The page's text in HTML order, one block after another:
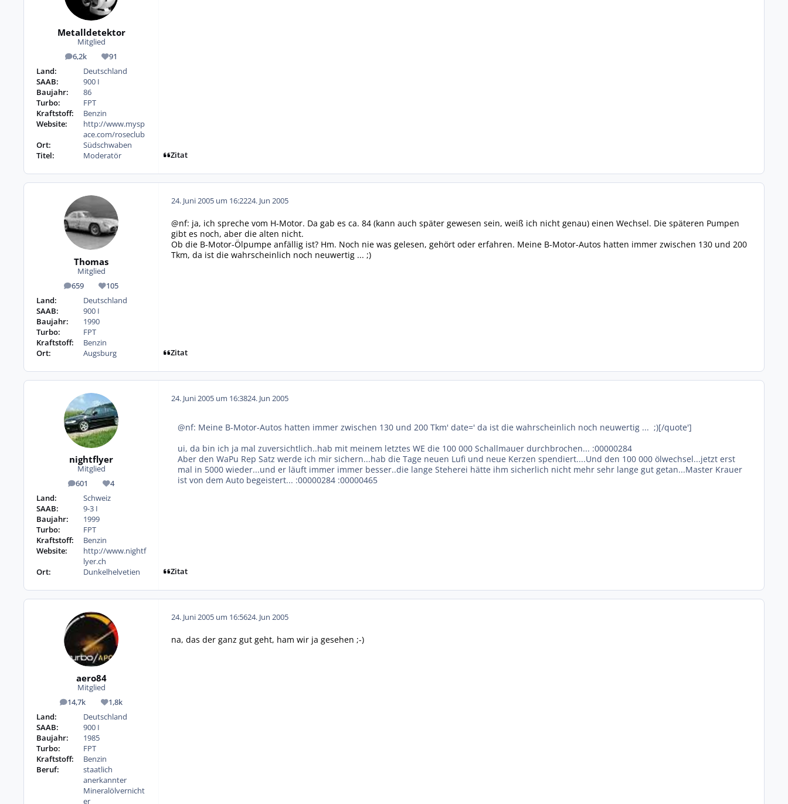
Metalldetektor
Mitglied
6,2k
Beiträge 91
Reputation
Land:
Deutschland
SAAB:
900 I
Baujahr:
86
Turbo:
FPT
Kraftstoff:
Benzin
Website:
http://www.mysp
ace.com/roseclub
Ort:
Südschwaben
Titel:
Moderatör Zitat
Thomas
Mitglied
659
Beiträge 105
Reputation
Land:
Deutschland
SAAB:
900 I
Baujahr:
1990
Turbo:
FPT
Kraftstoff:
Benzin
Ort:
Augsburg
24. Juni 2005 um 16:2224. Jun 2005
@nf: ja, ich spreche vom H-Motor. Da gab es ca. 84 (kann auch später gewesen sein, weiß ich nicht genau) einen Wechsel. Die späteren Pumpen
gibt es noch, aber die alten nicht.
Ob die B-Motor-Ölpumpe anfällig ist? Hm. Noch nie was gelesen, gehört oder erfahren. Meine B-Motor-Autos hatten immer zwischen 130 und 200
Tkm, da ist die wahrscheinlich noch neuwertig ... ;)
Zitat
nightflyer
Mitglied
601
Beiträge 4
Reputation
Land:
Schweiz
SAAB:
9-3 I
Baujahr:
1999
Turbo:
FPT
Kraftstoff:
Benzin
Website:
http://www.nightf
lyer.ch
Ort:
Dunkelhelvetien
24. Juni 2005 um 16:3824. Jun 2005
@nf: Meine B-Motor-Autos hatten immer zwischen 130 und 200 Tkm' date=' da ist die wahrscheinlich noch neuwertig ... ;)[/quote']
ui, da bin ich ja mal zuversichtlich..hab mit meinem letztes WE die 100 000 Schallmauer durchbrochen... :00000284
Aber den WaPu Rep Satz werde ich mir sichern...hab die Tage neuen Lufi und neue Kerzen spendiert....Und den 100 000 ölwechsel...jetzt erst
mal in 5000 wieder...und er läuft immer immer besser..die lange Steherei hätte ihm sicherlich nicht mehr sehr lange gut getan...Master Krauer
ist von dem Auto begeistert... :00000284 :00000465
Zitat
aero84
Mitglied
14,7k
Beiträge 1,8k
Reputation
Land:
Deutschland
SAAB:
900 I
Baujahr:
1985
Turbo:
FPT
Kraftstoff:
Benzin
Beruf:
staatlich
anerkannter
Mineralölvernicht
er
24. Juni 2005 um 16:5624. Jun 2005
na, das der ganz gut geht, ham wir ja gesehen ;-)